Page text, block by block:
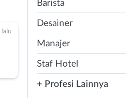
Barista
Desainer
Manajer
Staf Hotel
+ Profesi Lainnya